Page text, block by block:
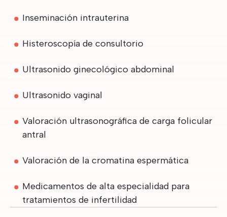
Inseminación intrauterina
Histeroscopía de consultorio
Ultrasonido ginecológico abdominal
Ultrasonido vaginal
Valoración ultrasonográfica de carga folicular
antral
Valoración de la cromatina espermática
Medicamentos de alta especialidad para
tratamientos de infertilidad